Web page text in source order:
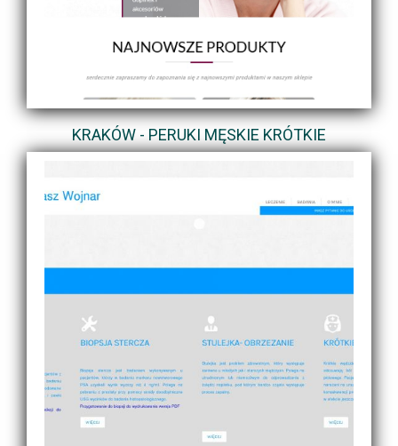
KRAKÓW - PERUKI MĘSKIE KRÓTKIE